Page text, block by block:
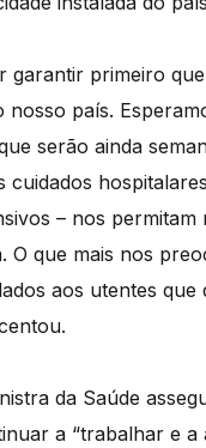
garantir primeiro
nosso país.
serão ainda
cuidados
– nos permitam
O que mais nos
aos utentes que
da Saúde
a “trabalhar e